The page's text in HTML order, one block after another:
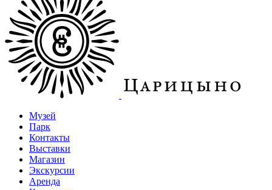
Музей
Парк
Контакты
Выставки
Магазин
Экскурсии
Аренда